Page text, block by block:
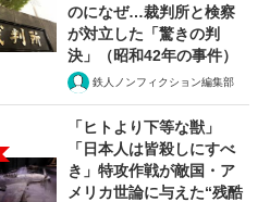
のになぜ…裁判所と検察
が対立した「驚きの判
決」（昭和42年の事件）
鉄人ノンフィクション編集部
「ヒトより下等な獣」
「日本人は皆殺しにすべ
き」特攻作戦が敵国・ア
メリカ世論に与えた“残酷